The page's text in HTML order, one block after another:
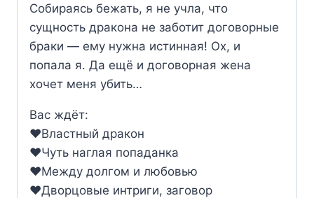
Собираясь бежать, я не учла, что
сущность дракона не заботит договорные
браки — ему нужна истинная! Ох, и
попала я. Да ещё и договорная жена
хочет меня убить…
Вас ждёт:
‍❤️‍Властный дракон
‍❤️‍Чуть наглая попаданка
‍❤️‍Между долгом и любовью
‍❤️‍Дворцовые интриги, заговор